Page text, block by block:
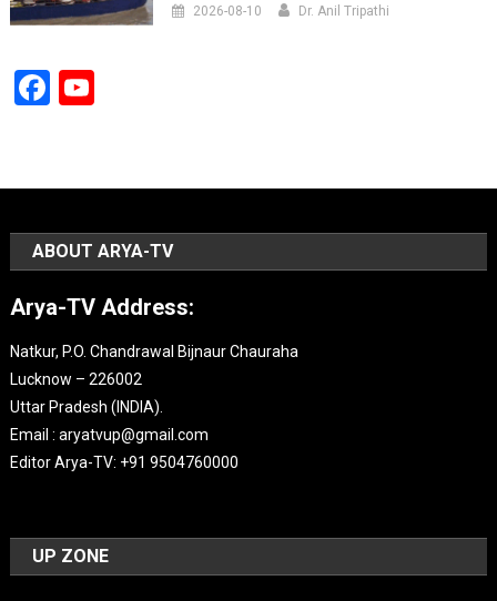
2026-08-10 Dr. Anil Tripathi
Facebook
YouTube
ABOUT ARYA-TV
Arya-TV Address:
Natkur, P.O. Chandrawal Bijnaur Chauraha
Lucknow – 226002
Uttar Pradesh (INDIA).
Email : aryatvup@gmail.com
Editor Arya-TV: +91 9504760000
UP ZONE